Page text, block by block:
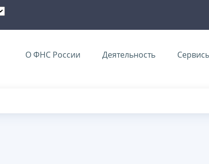
О ФНС России Деятельность